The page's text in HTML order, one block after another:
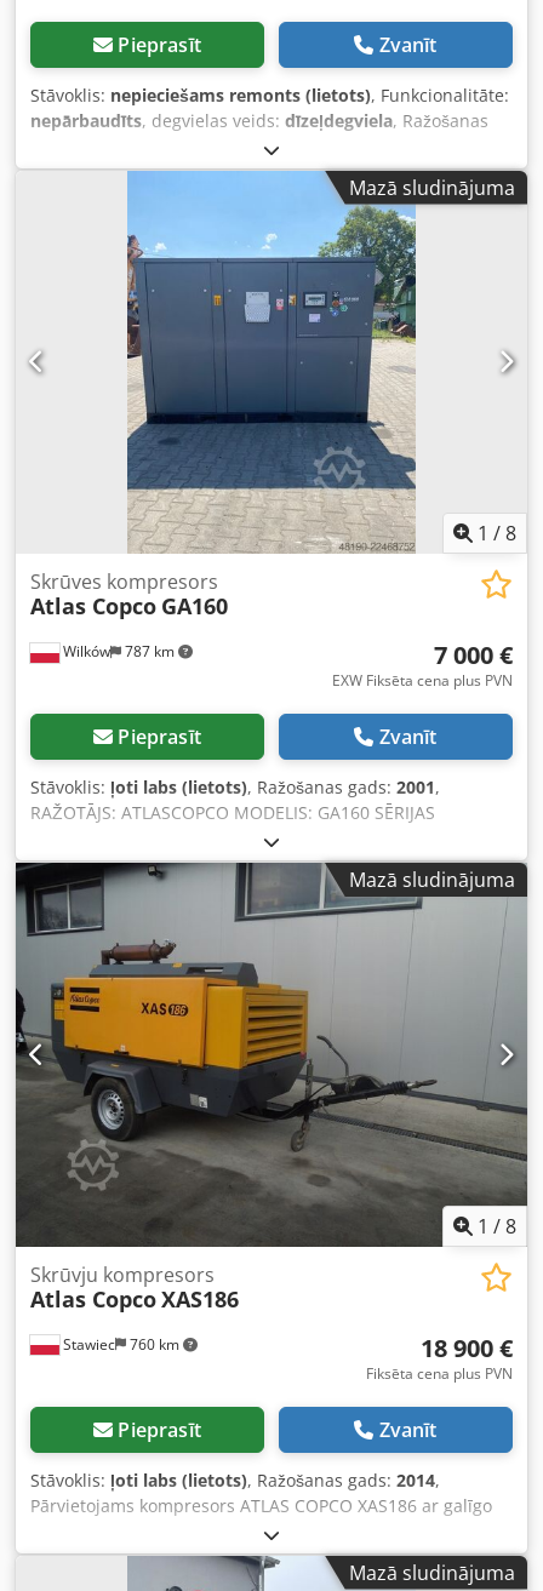
Pieprasīt Zvanīt
Stāvoklis: nepieciešams remonts (lietots), Funkcionalitāte:
nepārbaudīts, degvielas veids: dīzeļdegviela, Ražošanas
, darbības stundas:
Copco XAS 68 DDG, izgatavošanas gads 2017, 1154
darbības stundas, gaisa plūsma 3,5 m³, avārijas ģenerators
12,5 kVA, pieslēgumi 1 x 230 volti, 2 x 400 volti, sērijas nr.
YA3064303H0461812, ass saliekta, kompresors citādi darba
kārtībā, ABE/registrācija pieejama. Dcsdpfx Aoy Aktasdwsk
Mazā sludinājuma
1 /8
Wilków 787 km
Skrūves kompresors
Atlas Copco GA160
7 000 €
EXW Fiksēta cena plus PVN
Pieprasīt Zvanīt
Stāvoklis: ļoti labs (lietots), Ražošanas gads: 2001,
RAŽOTĀJS: ATLASCOPCO MODELIS: GA160 SĒRIJAS
NUMURS: AIF072890 RAŽOŠANAS GADS: 2001 JAUDA (kW):
167 JAUDA (m³/min): 21 PIEDZIŅAS SPIEDIENS (bar): 8,5
Dodpfxozq Afuj Adwsck DARBA STUNDU SKAITS
(REĀLS/KOPĒJAIS): FREKVENCES PĀRVEIDOTĀJS: nav
IEBŪVĒTS ŽĀVĒTĀJS: nav SILUMA MAIŅTĀJS: nav
ATDZEŠANA (GAISA/ŪDENS): gaisa UZ UZGLABĀTĀJTANKA:
nav DOKUMENTĀCIJA: nav PIEVIENOJUMA TIPS: 3
JAUNS/LIETOTS: LIETOTS
Mazā sludinājuma
1 /8
Stawiec 760 km
Skrūvju kompresors
Atlas CopcoXAS186
18 900 €
Fiksēta cena plus PVN
Pieprasīt Zvanīt
Stāvoklis: ļoti labs (lietots), Ražošanas gads: 2014,
Pārvietojams kompresors ATLAS COPCO XAS186 ar galīgo
dzesētāju, pēc pilna servisa. Tehniskie dati: Jauda: 11,10
m3/min; Darba spiediens: 7 Bar; Ražošanas gads: 2014
DEUTZ dzinējs Nobraukums: Kompresors pilnībā darba
Mazā sludinājuma